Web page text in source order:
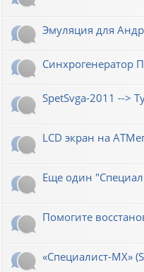
Эмуляция для
Синхрогенератор
SpetSvga-2011 -->
LCD экран на
Еще один
Помогите
«Специалист-МХ»